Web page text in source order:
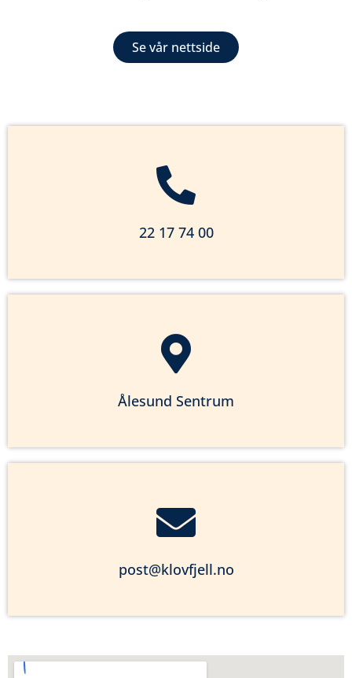
Se vår nettside
22 17 74 00
Ålesund Sentrum
post@klovfjell.no